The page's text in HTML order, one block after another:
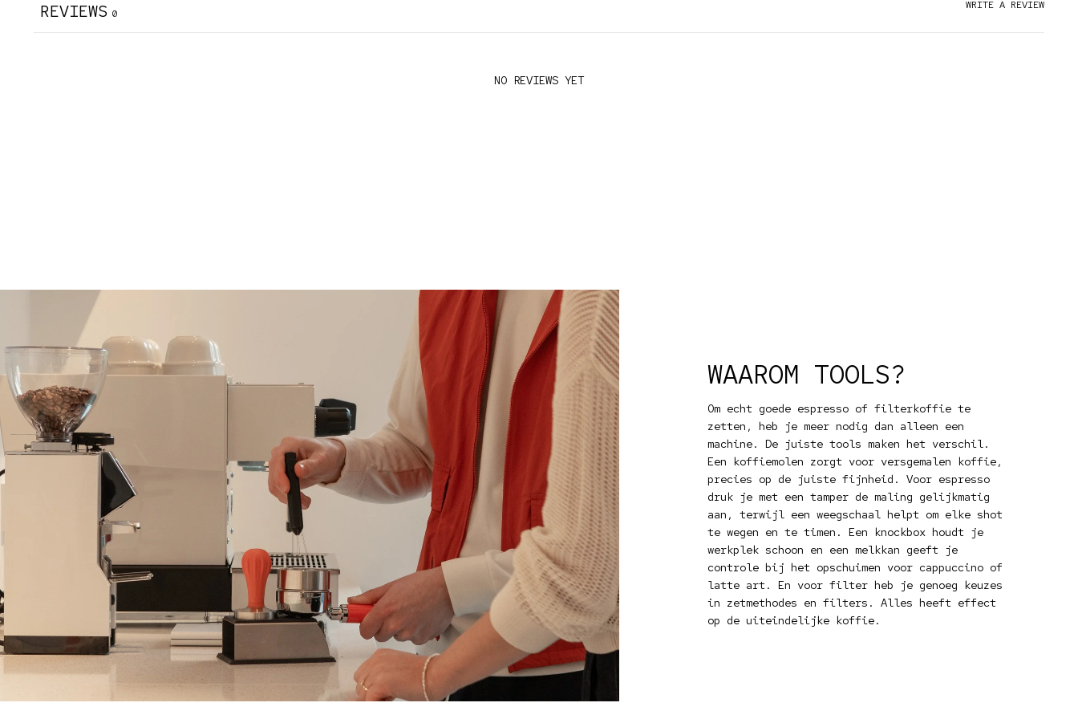
WRITE A REVIEW
REVIEWS 0
NO REVIEWS YET
WAAROM TOOLS?
Om echt goede espresso of filterkoffie te
zetten, heb je meer nodig dan alleen een
machine. De juiste tools maken het verschil.
Een koffiemolen zorgt voor versgemalen koffie,
precies op de juiste fijnheid. Voor espresso
druk je met een tamper de maling gelijkmatig
aan, terwijl een weegschaal helpt om elke shot
te wegen en te timen. Een knockbox houdt je
werkplek schoon en een melkkan geeft je
controle bij het opschuimen voor cappuccino of
latte art. En voor filter heb je genoeg keuzes
in zetmethodes en filters. Alles heeft effect
op de uiteindelijke koffie.